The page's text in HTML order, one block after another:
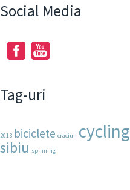
Social Media
Tag-uri
2013 biciclete craciun cycling
sibiu spinning